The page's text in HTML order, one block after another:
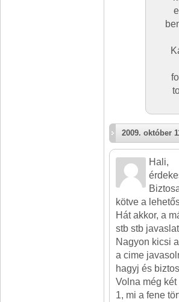
2009. október
Hali,
kötve a
Hát akkor, a
stb stb
Nagyon kicsi
a cime
hagyj és
Volna még két
1, mi a fene